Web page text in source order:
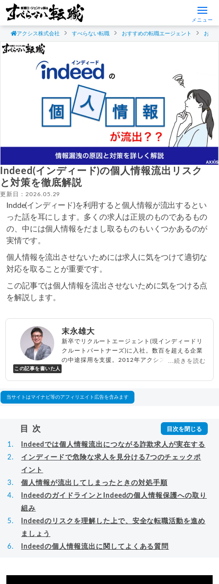
メニュー
アクシス株式会社 すべらない転職 おすすめの転職エージェント おす
Indeed(インディード)の個人情報流出リスク
と対策を徹底解説
更新日：2026.05.29
Indde(インディード)を利用すると個人情報が流出するとい
った話を耳にします。多くの求人は正規のものであるもの
の、中には個人情報をだまし取るものもいくつかあるのが
実情です。
個人情報を流出させないためには求人に気をつけて適切な
対応を取ることが重要です。
この記事では個人情報を流出させないために気をつける点
を解説します。
この記事を書いた人
末永雄大
新卒でリクルートエージェント(現インディードリ
クルートパートナーズ)に入社。数百を超える企業
の中途採用を支援。2012年アクシス(株)設立、代
べらない転職エージェント
...続きを読む
当サイトはマイナビ等のアフィリエイト広告を含みます
目次
Indeedでは個人情報流出につながる詐欺求人が実在する
インディードで危険な求人を見分ける7つのチェックポ
イント
個人情報が流出してしまったときの対処手順
IndeedのガイドラインとIndeedの個人情報保護への取り
組み
Indeedのリスクを理解した上で、安全な転職活動を進め
ましょう
Indeedの個人情報流出に関してよくある質問